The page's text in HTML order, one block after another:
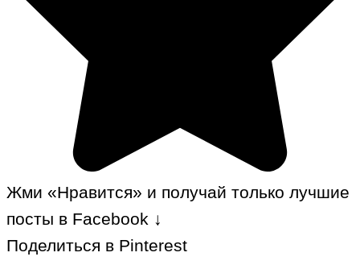
Жми «Нравится» и получай только лучшие
посты в Facebook ↓
Поделиться в Pinterest